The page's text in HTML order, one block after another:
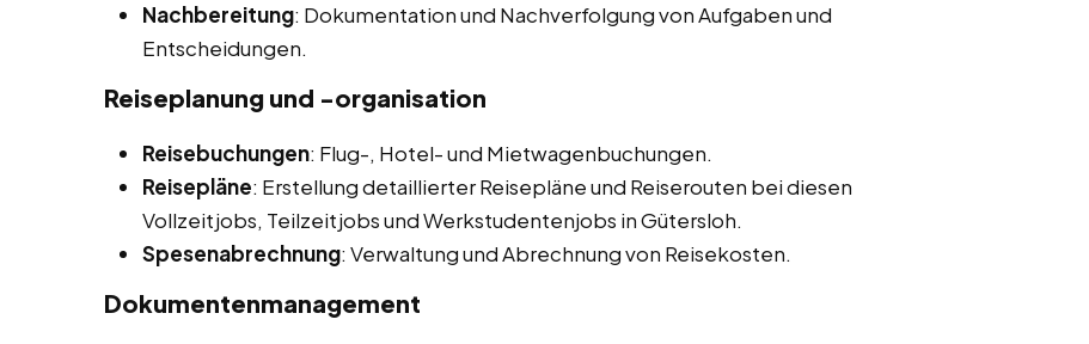
Nachbereitung: Dokumentation und Nachverfolgung von Aufgaben und
Entscheidungen.
Reiseplanung und -organisation
Reisebuchungen: Flug-, Hotel- und Mietwagenbuchungen.
Reisepläne: Erstellung detaillierter Reisepläne und Reiserouten bei diesen
Vollzeitjobs, Teilzeitjobs und Werkstudentenjobs in Gütersloh.
Spesenabrechnung: Verwaltung und Abrechnung von Reisekosten.
Dokumentenmanagement